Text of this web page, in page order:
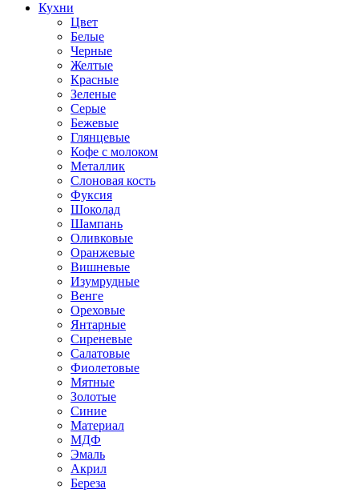
Кухни
Цвет
Белые
Черные
Желтые
Красные
Зеленые
Серые
Бежевые
Глянцевые
Кофе с молоком
Металлик
Слоновая кость
Фуксия
Шоколад
Шампань
Оливковые
Оранжевые
Вишневые
Изумрудные
Венге
Ореховые
Янтарные
Сиреневые
Салатовые
Фиолетовые
Мятные
Золотые
Синие
Материал
МДФ
Эмаль
Акрил
Береза